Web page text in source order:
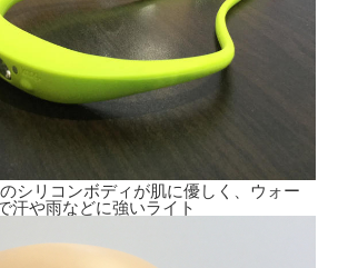
のシリコンボディが肌に優しく、ウォー
汗や雨などに強いライト